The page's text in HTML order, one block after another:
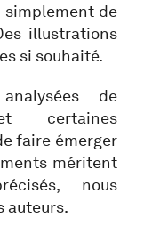
simplement de
illustrations
si souhaité.
de
certaines
faire émerger
méritent
nous
auteurs.